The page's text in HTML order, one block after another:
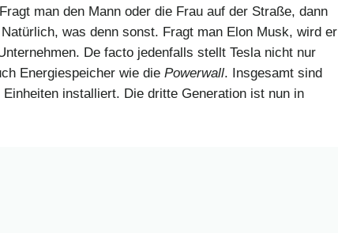
man den Mann oder die Frau auf der Straße, dann
was denn sonst. Fragt man Elon Musk, wird er
De facto jedenfalls stellt Tesla nicht nur
Energiespeicher wie die Powerwall. Insgesamt sind
installiert. Die dritte Generation ist nun in